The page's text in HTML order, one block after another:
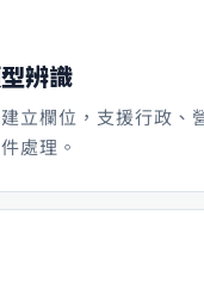
辨識
立欄位，支援行政、
處理。